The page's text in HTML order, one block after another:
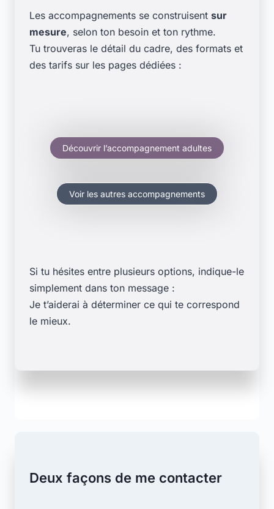
Les accompagnements se construisent sur
mesure, selon ton besoin et ton rythme.
Tu trouveras le détail du cadre, des formats et
des tarifs sur les pages dédiées :
Découvrir l’accompagnement adultes
Voir les autres accompagnements
Si tu hésites entre plusieurs options, indique-le
simplement dans ton message :
Je t’aiderai à déterminer ce qui te correspond
le mieux.
Deux façons de me contacter